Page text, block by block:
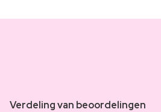
Verdeling van beoordelingen